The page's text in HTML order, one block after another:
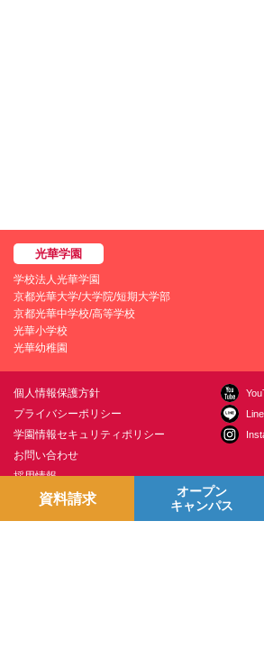
学校法人光華学園
京都光華大学/大学院/短期大学部
京都光華中学校/高等学校
光華小学校
光華幼稚園
個人情報保護方針
プライバシーポリシー
学園情報セキュリティポリシー
お問い合わせ
採用情報
交通アクセス
資料請求
オープン
キャンパス